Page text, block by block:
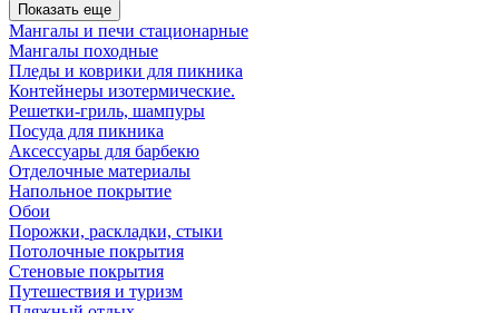
Показать еще
Мангалы и печи стационарные
Мангалы походные
Пледы и коврики для пикника
Контейнеры изотермические.
Решетки-гриль, шампуры
Посуда для пикника
Аксессуары для барбекю
Отделочные материалы
Напольное покрытие
Обои
Порожки, раскладки, стыки
Потолочные покрытия
Стеновые покрытия
Путешествия и туризм